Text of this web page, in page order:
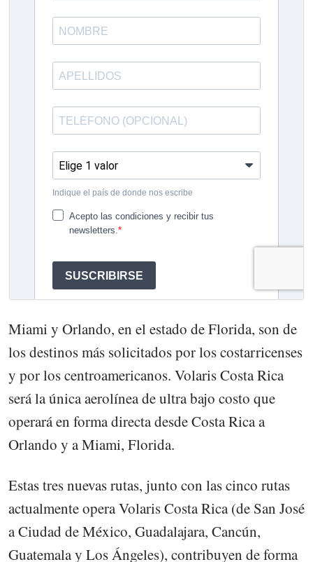
Miami y Orlando, en el estado de Florida, son de
los destinos más solicitados por los costarricenses
y por los centroamericanos. Volaris Costa Rica
será la única aerolínea de ultra bajo costo que
operará en forma directa desde Costa Rica a
Orlando y a Miami, Florida.
Estas tres nuevas rutas, junto con las cinco rutas
actualmente opera Volaris Costa Rica (de San José
a Ciudad de México, Guadalajara, Cancún,
Guatemala y Los Ángeles), contribuyen de forma